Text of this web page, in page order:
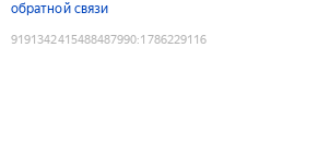
обратной связи
9191342415488487990:1786229116